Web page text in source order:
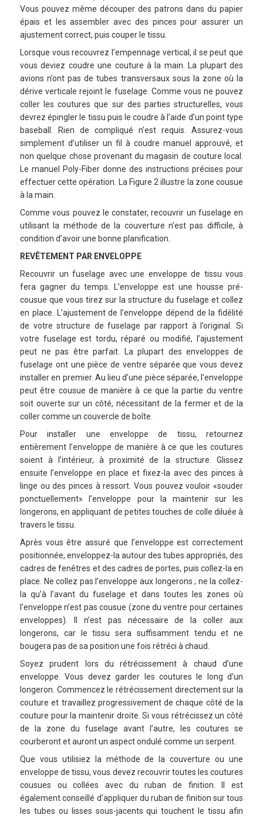
Vous pouvez même découper des patrons dans du papier
épais et les assembler avec des pinces pour assurer un
ajustement correct, puis couper le tissu.
Lorsque vous recouvrez l’empennage vertical, il se peut que
vous deviez coudre une couture à la main. La plupart des
avions n’ont pas de tubes transversaux sous la zone où la
dérive verticale rejoint le fuselage. Comme vous ne pouvez
coller les coutures que sur des parties structurelles, vous
devrez épingler le tissu puis le coudre à l’aide d’un point type
baseball. Rien de compliqué n’est requis. Assurez-vous
simplement d’utiliser un fil à coudre manuel approuvé, et
non quelque chose provenant du magasin de couture local.
Le manuel Poly-Fiber donne des instructions précises pour
effectuer cette opération. La Figure 2 illustre la zone cousue
à la main.
Comme vous pouvez le constater, recouvrir un fuselage en
utilisant la méthode de la couverture n’est pas difficile, à
condition d’avoir une bonne planification.
REVÊTEMENT PAR ENVELOPPE
Recouvrir un fuselage avec une enveloppe de tissu vous
fera gagner du temps. L’enveloppe est une housse pré-
cousue que vous tirez sur la structure du fuselage et collez
en place. L’ajustement de l’enveloppe dépend de la fidélité
de votre structure de fuselage par rapport à l’original. Si
votre fuselage est tordu, réparé ou modifié, l’ajustement
peut ne pas être parfait. La plupart des enveloppes de
fuselage ont une pièce de ventre séparée que vous devez
installer en premier. Au lieu d’une pièce séparée, l’enveloppe
peut être cousue de manière à ce que la partie du ventre
soit ouverte sur un côté, nécessitant de la fermer et de la
coller comme un couvercle de boîte.
Pour installer une enveloppe de tissu, retournez
entièrement l’enveloppe de manière à ce que les coutures
soient à l’intérieur, à proximité de la structure. Glissez
ensuite l’enveloppe en place et fixez-la avec des pinces à
linge ou des pinces à ressort. Vous pouvez vouloir «souder
ponctuellement» l’enveloppe pour la maintenir sur les
longerons, en appliquant de petites touches de colle diluée à
travers le tissu.
Après vous être assuré que l’enveloppe est correctement
positionnée, enveloppez-la autour des tubes appropriés, des
cadres de fenêtres et des cadres de portes, puis collez-la en
place. Ne collez pas l’enveloppe aux longerons ; ne la collez-
la qu’à l’avant du fuselage et dans toutes les zones où
l’enveloppe n’est pas cousue (zone du ventre pour certaines
enveloppes). Il n’est pas nécessaire de la coller aux
longerons, car le tissu sera suffisamment tendu et ne
bougera pas de sa position une fois rétréci à chaud.
Soyez prudent lors du rétrécissement à chaud d’une
enveloppe. Vous devez garder les coutures le long d’un
longeron. Commencez le rétrécissement directement sur la
couture et travaillez progressivement de chaque côté de la
couture pour la maintenir droite. Si vous rétrécissez un côté
de la zone du fuselage avant l’autre, les coutures se
courberont et auront un aspect ondulé comme un serpent.
Que vous utilisiez la méthode de la couverture ou une
enveloppe de tissu, vous devez recouvrir toutes les coutures
cousues ou collées avec du ruban de finition. Il est
également conseillé d’appliquer du ruban de finition sur tous
les tubes ou lisses sous-jacents qui touchent le tissu afin